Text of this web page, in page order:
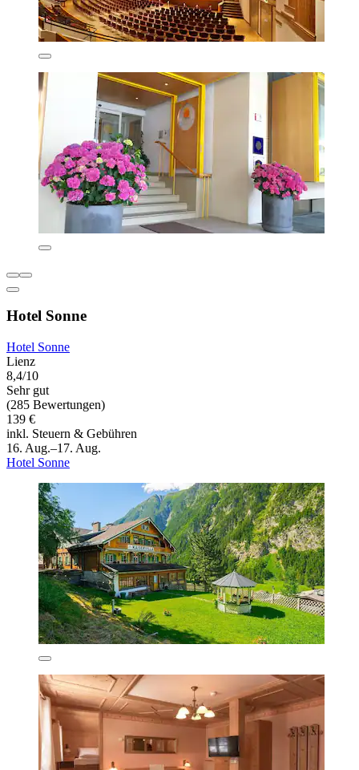
Hotel Sonne
Hotel Sonne
Lienz
8,4/10
Sehr gut
(285 Bewertungen)
139 €
inkl. Steuern & Gebühren
16. Aug.–17. Aug.
Hotel Sonne